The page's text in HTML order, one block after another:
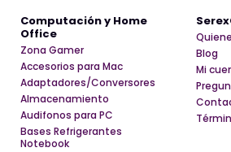
Computación y Home
Office
Zona Gamer
Accesorios para Mac
Adaptadores/Conversores
Almacenamiento
Audifonos para PC
Bases Refrigerantes
Notebook
Blog
Mi